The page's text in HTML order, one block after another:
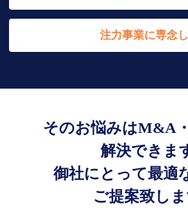
注力事業に専念
そのお悩みはM&A
解決できま
御社にとって最適
ご提案致しま